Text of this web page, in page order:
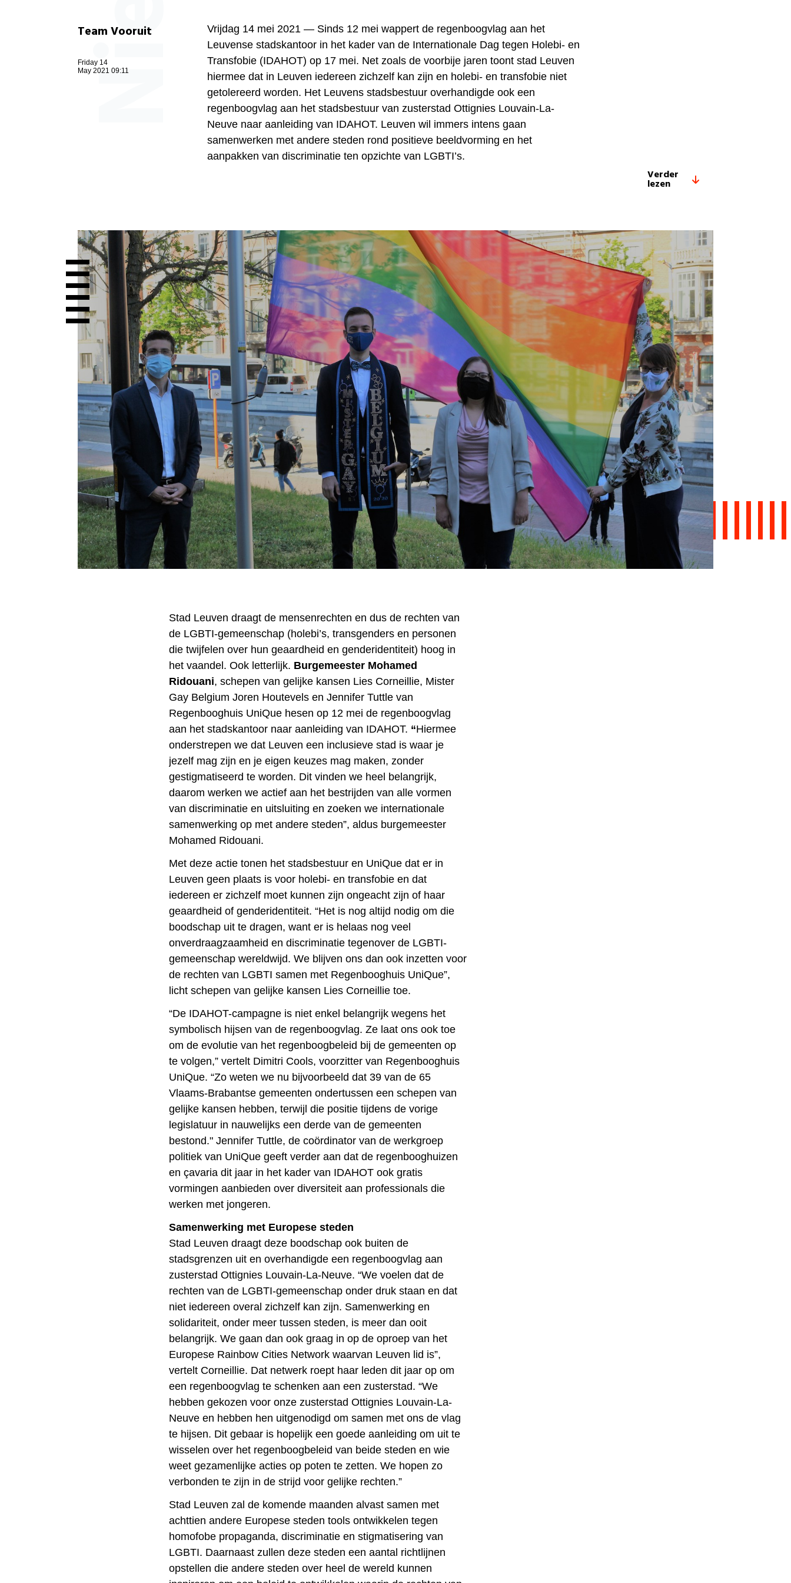
Team Vooruit
Friday 14
May 2021 09:11
Vrijdag 14 mei 2021 — Sinds 12 mei wappert de regenboogvlag aan het
Leuvense stadskantoor in het kader van de Internationale Dag tegen Holebi- en
Transfobie (IDAHOT) op 17 mei. Net zoals de voorbije jaren toont stad Leuven
hiermee dat in Leuven iedereen zichzelf kan zijn en holebi- en transfobie niet
getolereerd worden. Het Leuvens stadsbestuur overhandigde ook een
regenboogvlag aan het stadsbestuur van zusterstad Ottignies Louvain-La-
Neuve naar aanleiding van IDAHOT. Leuven wil immers intens gaan
samenwerken met andere steden rond positieve beeldvorming en het
aanpakken van discriminatie ten opzichte van LGBTI’s.
Verder
lezen
Stad Leuven draagt de mensenrechten en dus de rechten van
de LGBTI-gemeenschap (holebi’s, transgenders en personen
die twijfelen over hun geaardheid en genderidentiteit) hoog in
het vaandel. Ook letterlijk. Burgemeester Mohamed
Ridouani, schepen van gelijke kansen Lies Corneillie, Mister
Gay Belgium Joren Houtevels en Jennifer Tuttle van
Regenbooghuis UniQue hesen op 12 mei de regenboogvlag
aan het stadskantoor naar aanleiding van IDAHOT. “Hiermee
onderstrepen we dat Leuven een inclusieve stad is waar je
jezelf mag zijn en je eigen keuzes mag maken, zonder
gestigmatiseerd te worden. Dit vinden we heel belangrijk,
daarom werken we actief aan het bestrijden van alle vormen
van discriminatie en uitsluiting en zoeken we internationale
samenwerking op met andere steden”, aldus burgemeester
Mohamed Ridouani.
Met deze actie tonen het stadsbestuur en UniQue dat er in
Leuven geen plaats is voor holebi- en transfobie en dat
iedereen er zichzelf moet kunnen zijn ongeacht zijn of haar
geaardheid of genderidentiteit. “Het is nog altijd nodig om die
boodschap uit te dragen, want er is helaas nog veel
onverdraagzaamheid en discriminatie tegenover de LGBTI-
gemeenschap wereldwijd. We blijven ons dan ook inzetten voor
de rechten van LGBTI samen met Regenbooghuis UniQue”,
licht schepen van gelijke kansen Lies Corneillie toe.
“De IDAHOT-campagne is niet enkel belangrijk wegens het
symbolisch hijsen van de regenboogvlag. Ze laat ons ook toe
om de evolutie van het regenboogbeleid bij de gemeenten op
te volgen,” vertelt Dimitri Cools, voorzitter van Regenbooghuis
UniQue. “Zo weten we nu bijvoorbeeld dat 39 van de 65
Vlaams-Brabantse gemeenten ondertussen een schepen van
gelijke kansen hebben, terwijl die positie tijdens de vorige
legislatuur in nauwelijks een derde van de gemeenten
bestond." Jennifer Tuttle, de coördinator van de werkgroep
politiek van UniQue geeft verder aan dat de regenbooghuizen
en çavaria dit jaar in het kader van IDAHOT ook gratis
vormingen aanbieden over diversiteit aan professionals die
werken met jongeren.
Samenwerking met Europese steden
Stad Leuven draagt deze boodschap ook buiten de
stadsgrenzen uit en overhandigde een regenboogvlag aan
zusterstad Ottignies Louvain-La-Neuve. “We voelen dat de
rechten van de LGBTI-gemeenschap onder druk staan en dat
niet iedereen overal zichzelf kan zijn. Samenwerking en
solidariteit, onder meer tussen steden, is meer dan ooit
belangrijk. We gaan dan ook graag in op de oproep van het
Europese Rainbow Cities Network waarvan Leuven lid is”,
vertelt Corneillie. Dat netwerk roept haar leden dit jaar op om
een regenboogvlag te schenken aan een zusterstad. “We
hebben gekozen voor onze zusterstad Ottignies Louvain-La-
Neuve en hebben hen uitgenodigd om samen met ons de vlag
te hijsen. Dit gebaar is hopelijk een goede aanleiding om uit te
wisselen over het regenboogbeleid van beide steden en wie
weet gezamenlijke acties op poten te zetten. We hopen zo
verbonden te zijn in de strijd voor gelijke rechten.”
Stad Leuven zal de komende maanden alvast samen met
achttien andere Europese steden tools ontwikkelen tegen
homofobe propaganda, discriminatie en stigmatisering van
LGBTI. Daarnaast zullen deze steden een aantal richtlijnen
opstellen die andere steden over heel de wereld kunnen